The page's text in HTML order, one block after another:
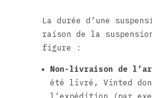
La durée d’une
raison de la
figure :
Non-livraison de
été livré, Vinted
l’expédition (par